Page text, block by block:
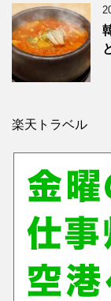
楽天トラベル